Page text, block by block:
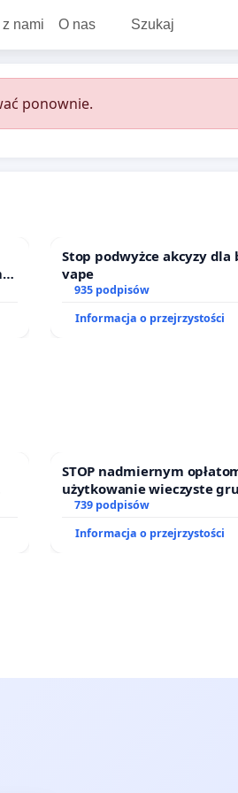
nami O nas Szukaj
ponownie.
Stop podwyżce akcyzy dla
vape
935 podpisów
Informacja o przejrzystości
STOP nadmiernym
użytkowanie wieczyste
zajmowanych przez
działkowe.
739 podpisów
Informacja o przejrzystości